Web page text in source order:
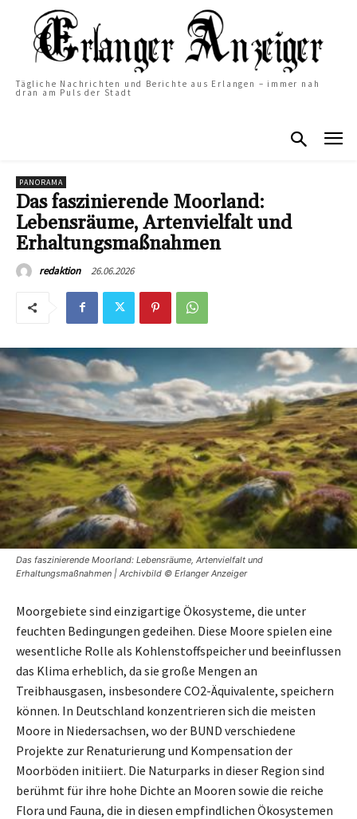
Tägliche Nachrichten und Berichte aus Erlangen – immer nah
dran am Puls der Stadt
PANORAMA
Das faszinierende Moorland:
Lebensräume, Artenvielfalt und
Erhaltungsmaßnahmen
redaktion 26.06.2026
Das faszinierende Moorland: Lebensräume, Artenvielfalt und
Erhaltungsmaßnahmen | Archivbild © Erlanger Anzeiger
Moorgebiete sind einzigartige Ökosysteme, die unter
feuchten Bedingungen gedeihen. Diese Moore spielen eine
wesentliche Rolle als Kohlenstoffspeicher und beeinflussen
das Klima erheblich, da sie große Mengen an
Treibhausgasen, insbesondere CO2-Äquivalente, speichern
können. In Deutschland konzentrieren sich die meisten
Moore in Niedersachsen, wo der BUND verschiedene
Projekte zur Renaturierung und Kompensation der
Moorböden initiiert. Die Naturparks in dieser Region sind
berühmt für ihre hohe Dichte an Mooren sowie die reiche
Flora und Fauna, die in diesen empfindlichen Ökosystemen